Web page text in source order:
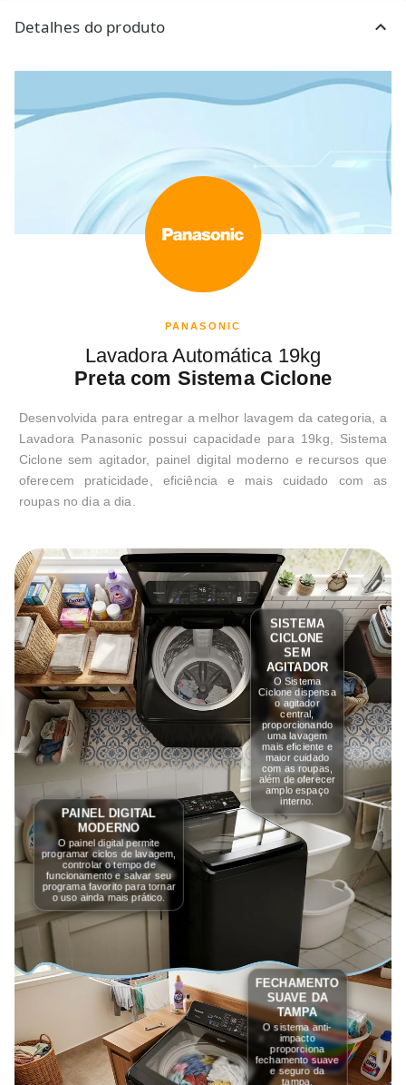
Detalhes do produto
PANASONIC
Lavadora Automática 19kg
Preta com Sistema Ciclone
Desenvolvida para entregar a melhor lavagem da categoria, a
Lavadora Panasonic possui capacidade para 19kg, Sistema
Ciclone sem agitador, painel digital moderno e recursos que
oferecem praticidade, eficiência e mais cuidado com as
roupas no dia a dia.
SISTEMA
CICLONE
SEM
AGITADOR
O Sistema
Ciclone dispensa
o agitador
central,
proporcionando
uma lavagem
mais eficiente e
maior cuidado
com as roupas,
além de oferecer
amplo espaço
interno.
PAINEL DIGITAL
MODERNO
O painel digital permite
programar ciclos de lavagem,
controlar o tempo de
funcionamento e salvar seu
programa favorito para tornar
o uso ainda mais prático.
FECHAMENTO
SUAVE DA
TAMPA
O sistema anti-
impacto
proporciona
fechamento suave
e seguro da
tampa,